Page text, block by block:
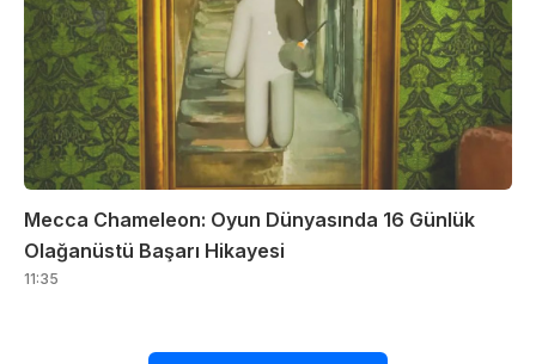
Mecca Chameleon: Oyun Dünyasında 16 Günlük
Olağanüstü Başarı Hikayesi
11:35